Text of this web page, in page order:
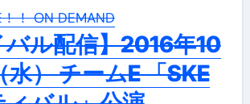
！ ON DEMAND
ル配信】2016年10
） チームE 「SKE